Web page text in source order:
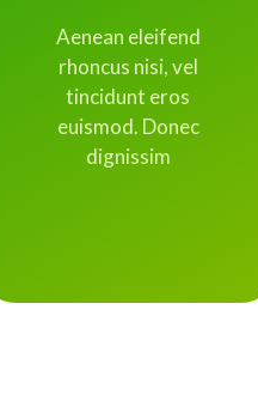
Aenean eleifend
rhoncus nisi, vel
tincidunt eros
euismod. Donec
dignissim